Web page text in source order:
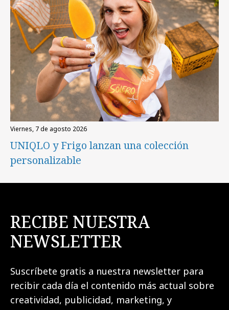
viernes, 7 de agosto 2026
UNIQLO y Frigo lanzan una colección
personalizable
RECIBE NUESTRA
NEWSLETTER
Suscríbete gratis a nuestra newsletter para
recibir cada día el contenido más actual sobre
creatividad, publicidad, marketing, y